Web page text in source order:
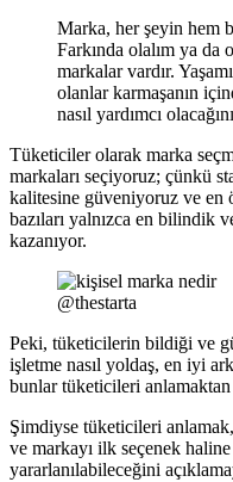
Marka, her şeyin hem
Farkında olalım ya da
markalar vardır.
olanlar karmaşanın
nasıl yardımcı
Tüketiciler olarak marka
markaları seçiyoruz; çünkü
kalitesine güveniyoruz ve en
bazıları yalnızca en bilindik
kazanıyor.
@thestarta
Peki, tüketicilerin bildiği ve
işletme nasıl yoldaş, en iyi
bunlar tüketicileri
Şimdiyse tüketicileri
ve markayı ilk seçenek
yararlanılabileceğini